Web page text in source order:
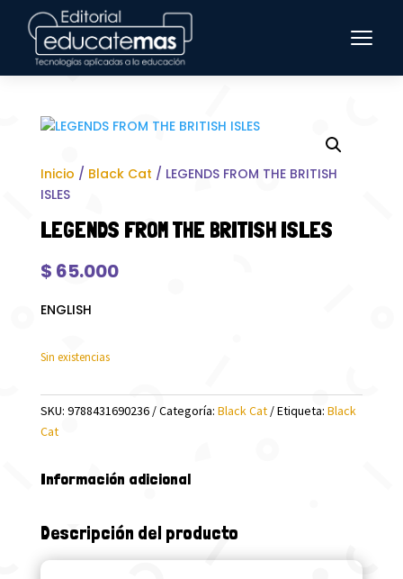
Inicio / Black Cat / LEGENDS FROM THE BRITISH
ISLES
LEGENDS FROM THE BRITISH ISLES
$ 65.000
ENGLISH
Sin existencias
SKU: 9788431690236 Categoría: Black Cat Etiqueta: Black
Cat
Información adicional
Descripción del producto